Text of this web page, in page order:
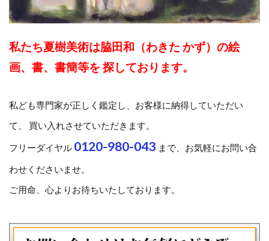
私たち夏樹美術は脇田和（わきた かず）の絵
画、書、書簡等を 探しております。
私ども専門家が正しく鑑定し、お客様に納得していただい
て、 買い入れさせていただきます。
フリーダイヤル 0120-980-043 まで、お気軽にお問い合
わせくださいませ。
ご用命、心よりお待ちいたしております。